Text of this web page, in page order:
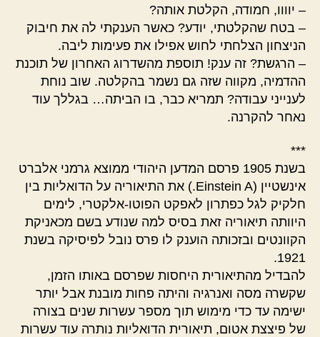
– יוווו, חמודה, הקלטת אותה?
– בטח שהקלטתי, יודע? כאשר הענקתי לה את חיבוק
הניצחון הצלחתי לחוש אפילו את פעימות ליבה.
– הרגשת? זה ענק! תוספת מהשדרוג האחרון של תוכנת
ההדמיה, מקווה שזה גם נשמר בהקלטה. שוב נוחת
לענייני עבודה? תמריא כבר, בו הביתה… בגללך עוד
נאחר להקרנה.
***
בשנת 1905 פרסם המדען היהודי ממוצא גרמני אלברט
אינשטיין (Einstein A.) את התיאוריה על הדואליות בין
חלקיק לגל כפתרון לאפקט הפוטו-אלקטרי, לימים
היוותה תיאוריה זאת בסיס למה שנודע בשם מכאניקת
הקוונטים ובזכותה הוענק לו פרס נובל לפיסיקה בשנת
1921.
להבדיל מהתיאורית היחסות שפרסם באותו הזמן,
שקשרה מסה ואנרגיה והיתה פחות מובנת אבל יותר
ישימה עד כדי מימוש תוך מספר עשרות שנים בצורה
של פיצצת אטום, תיאורית הדואליות נותרה עוד עשרות